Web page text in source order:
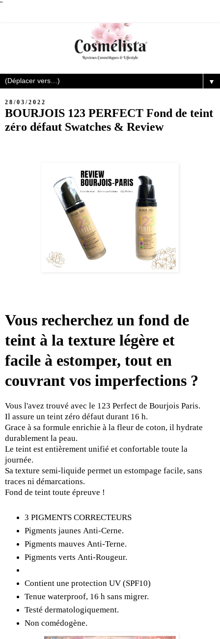
"
▼
28/03/2022
BOURJOIS 123 PERFECT Fond de teint
zéro défaut Swatches & Review
Vous recherchez un fond de
teint à la texture légère et
facile à estomper, tout en
couvrant vos imperfections ?
Vous l'avez trouvé avec le 123 Perfect de Bourjois Paris.
Il assure un teint zéro défaut durant 16 h.
Grace à sa formule enrichie à la fleur de coton, il hydrate
durablement la peau.
Le teint est entièrement unifié et confortable toute la
journée.
Sa texture semi-liquide permet un estompage facile, sans
traces ni démarcations.
Fond de teint toute épreuve !
3 PIGMENTS CORRECTEURS
Pigments jaunes Anti-Cerne.
Pigments mauves Anti-Terne.
Pigments verts Anti-Rougeur.
Contientune protection UV (SPF10)
Tenue waterproof, 16 h sans migrer.
Testé dermatologiquement.
Non comédogène.